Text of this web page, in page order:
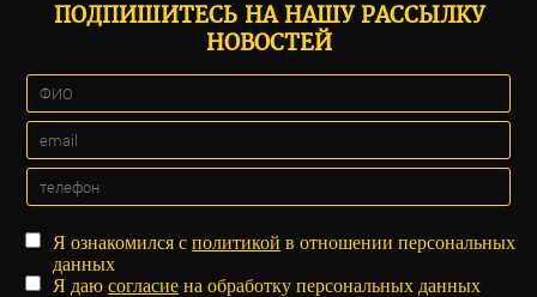
ПОДПИШИТЕСЬ НА НАШУ РАССЫЛКУ
НОВОСТЕЙ
Я ознакомился сполитикой в отношении персональных
данных
Я даюсогласие на обработку персональных данных